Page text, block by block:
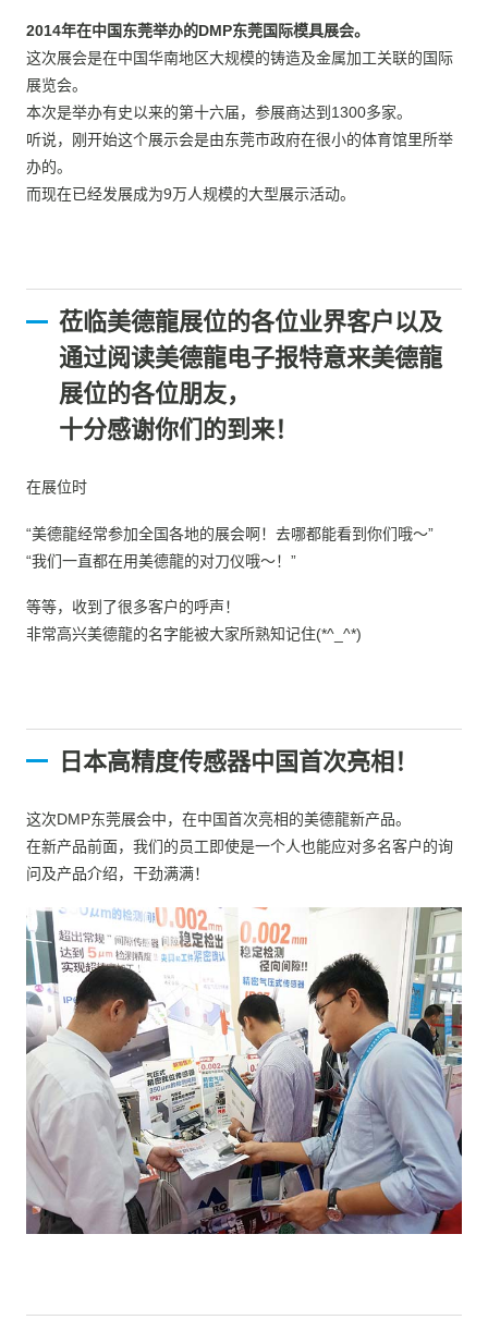
2014年在中国东莞举办的DMP东莞国际模具展会。
这次展会是在中国华南地区大规模的铸造及金属加工关联的国际
展览会。
本次是举办有史以来的第十六届，参展商达到1300多家。
听说，刚开始这个展示会是由东莞市政府在很小的体育馆里所举
办的。
而现在已经发展成为9万人规模的大型展示活动。
莅临美德龍展位的各位业界客户以及
通过阅读美德龍电子报特意来美德龍
展位的各位朋友，
十分感谢你们的到来！
在展位时
“美德龍经常参加全国各地的展会啊！去哪都能看到你们哦〜”
“我们一直都在用美德龍的对刀仪哦～！”
等等，收到了很多客户的呼声！
非常高兴美德龍的名字能被大家所熟知记住(*^_^*)
日本高精度传感器中国首次亮相！
这次DMP东莞展会中，在中国首次亮相的美德龍新产品。
在新产品前面，我们的员工即使是一个人也能应对多名客户的询
问及产品介绍，干劲满满！